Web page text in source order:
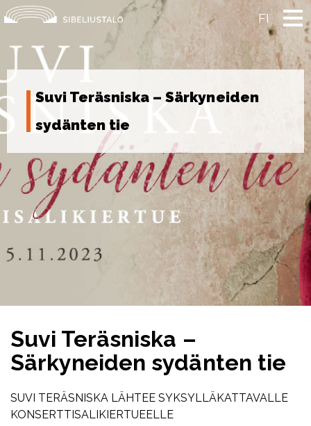
Skip
to
FI
Suvi Teräsniska – Särkyneiden
sydänten tie
Suvi Teräsniska –
Särkyneiden sydänten tie
SUVI TERÄSNISKA LÄHTEE SYKSYLLÄKATTAVALLE
KONSERTTISALIKIERTUEELLE